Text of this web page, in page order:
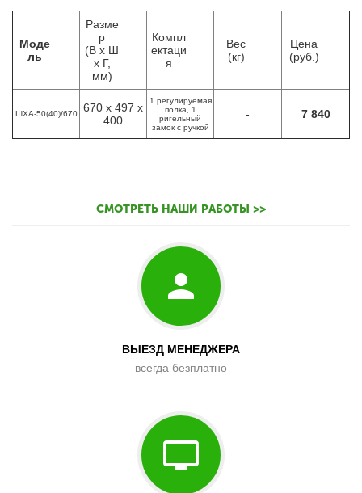
Моде
ль
Разме
р
(В х Ш
х Г,
мм)
Компл
ектаци
я
Вес
(кг)
Цена
(руб.)
ШХА-50(40)/670
670 х 497 х
400
1 регулируемая
полка, 1
ригельный
замок с ручкой
- 7 840
СМОТРЕТЬ НАШИ РАБОТЫ >>
ВЫЕЗД МЕНЕДЖЕРА
всегда безплатно